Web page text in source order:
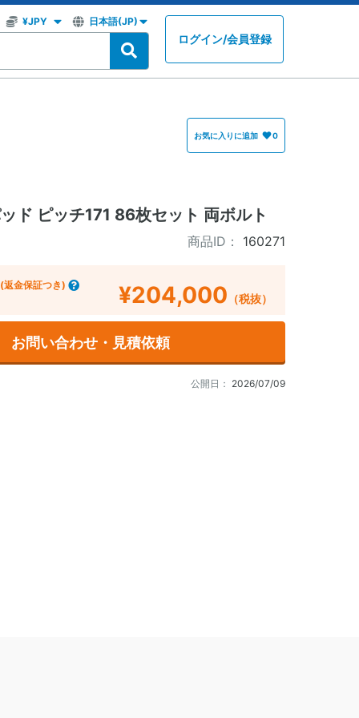
ログイン/会員登録
お気に入りに追加 0
ド ピッチ171 86枚セット 両ボルト
商品ID： 160271
(返金保証つき) ¥204,000 （税抜）
お問い合わせ・見積依頼
公開日： 2026/07/09